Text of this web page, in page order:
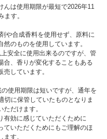
んは使用期限が最短で2026年11
ます。
や合成香料を使用せず、原料に
のものを使用しています。
安全に使用出来るのですが、管
合、香りが変化することもある
しています。
使用期限は短いですが、通年を
切に保管していたものとなりま
だけます。
有効に感じていただくために
ていただくためにもご理解のほ
す。